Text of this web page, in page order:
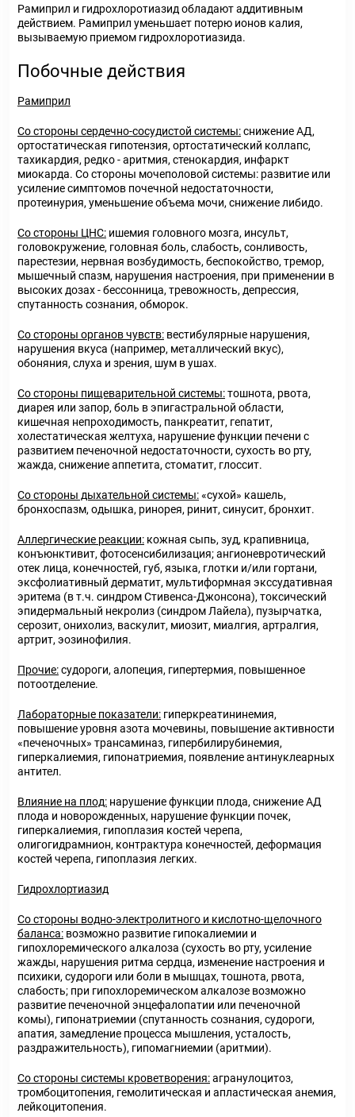
Рамиприл и гидрохлоротиазид обладают аддитивным
действием. Рамиприл уменьшает потерю ионов калия,
вызываемую приемом гидрохлоротиазида.
Побочные действия
Рамиприл
Со стороны сердечно-сосудистой системы:снижение АД,
ортостатическая гипотензия, ортостатический коллапс,
тахикардия, редко - аритмия, стенокардия, инфаркт
миокарда. Со стороны мочеполовой системы: развитие или
усиление симптомов почечной недостаточности,
протеинурия, уменьшение объема мочи, снижение либидо.
Со стороны ЦНС: ишемия головного мозга, инсульт,
головокружение, головная боль, слабость, сонливость,
парестезии, нервная возбудимость, беспокойство, тремор,
мышечный спазм, нарушения настроения, при применении в
высоких дозах - бессонница, тревожность, депрессия,
спутанность сознания, обморок.
Со стороны органов чувств: вестибулярные нарушения,
нарушения вкуса (например, металлический вкус),
обоняния, слуха и зрения, шум в ушах.
Со стороны пищеварительной системы:тошнота, рвота,
диарея или запор, боль в эпигастральной области,
кишечная непроходимость, панкреатит, гепатит,
холестатическая желтуха, нарушение функции печени с
развитием печеночной недостаточности, сухость во рту,
жажда, снижение аппетита, стоматит, глоссит.
Со стороны дыхательной системы:«сухой» кашель,
бронхоспазм, одышка, ринорея, ринит, синусит, бронхит.
Аллергические реакции: кожная сыпь, зуд, крапивница,
конъюнктивит, фотосенсибилизация; ангионевротический
отек лица, конечностей, губ, языка, глотки и/или гортани,
эксфолиативный дерматит, мультиформная экссудативная
эритема (в т.ч. синдром Стивенса-Джонсона), токсический
эпидермальный некролиз (синдром Лайела), пузырчатка,
серозит, онихолиз, васкулит, миозит, миалгия, артралгия,
артрит, эозинофилия.
Прочие:судороги, алопеция, гипертермия, повышенное
потоотделение.
Лабораторные показатели: гиперкреатининемия,
повышение уровня азота мочевины, повышение активности
«печеночных» трансаминаз, гипербилирубинемия,
гиперкалиемия, гипонатриемия, появление антинуклеарных
антител.
Влияние на плод: нарушение функции плода, снижение АД
плода и новорожденных, нарушение функции почек,
гиперкалиемия, гипоплазия костей черепа,
олигогидрамнион, контрактура конечностей, деформация
костей черепа, гипоплазия легких.
Гидрохлортиазид
Со стороны водно-электролитного и кислотно-щелочного
баланса: возможно развитие гипокалиемии и
гипохлоремического алкалоза (сухость во рту, усиление
жажды, нарушения ритма сердца, изменение настроения и
психики, судороги или боли в мышцах, тошнота, рвота,
слабость; при гипохлоремическом алкалозе возможно
развитие печеночной энцефалопатии или печеночной
комы), гипонатриемии (спутанность сознания, судороги,
апатия, замедление процесса мышления, усталость,
раздражительность), гипомагниемии (аритмии).
Со стороны системы кроветворения:агранулоцитоз,
тромбоцитопения, гемолитическая и апластическая анемия,
лейкоцитопения.